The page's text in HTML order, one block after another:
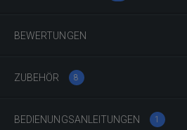
BEWERTUNGEN
ZUBEHÖR 8
BEDIENUNGSANLEITUNGEN 1